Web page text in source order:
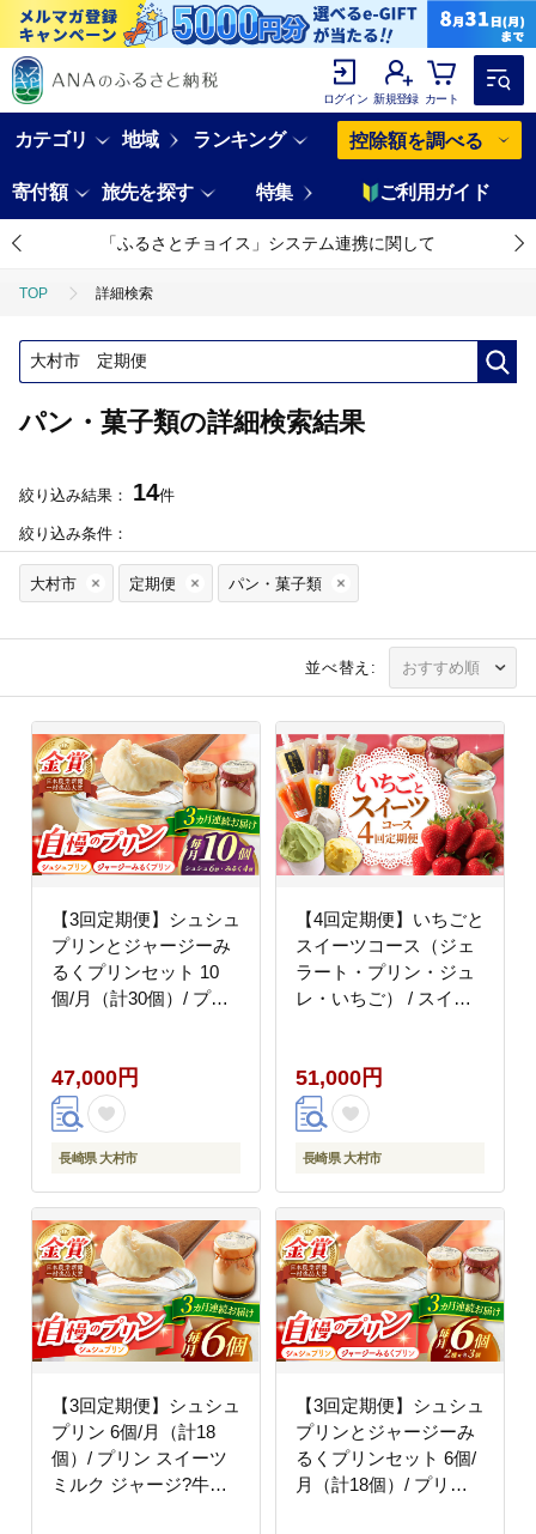
ログイン 新規登録 カート
カテゴリ 地域 ランキング 控除額を調べる
寄付額 旅先を探す 特集 ご利用ガイド
「ふるさとチョイス」システム連携に関して
TOP 詳細検索
パン・菓子類の詳細検索結果
絞り込み結果： 14件
絞り込み条件：
大村市 定期便 パン・菓子類
並べ替え:
【3回定期便】シュシュ
プリンとジャージーみ
るくプリンセット 10
個/月（計30個）/ プリ
おおむら夢ファームシ
ュシュ [ACAA320]
47,000円
長崎県 大村市
【4回定期便】いちごと
スイーツコース（ジェ
ラート・プリン・ジュ
レ・いちご） / スイー
ゅれ ぷりん ジュース
アイス あいす アイスク
リーム あいすくりーむ
ジェラート じぇらーと
市 / おおむら夢ファー
ムシュシュ[ACAA068]
51,000円
長崎県 大村市
【3回定期便】シュシュ
プリン 6個/月（計18
個）/ プリン スイーツ
ミルク ジャージ?牛乳 /
【3回定期便】シュシュ
プリンとジャージーみ
るくプリンセット 6個/
月（計18個）/ プリン